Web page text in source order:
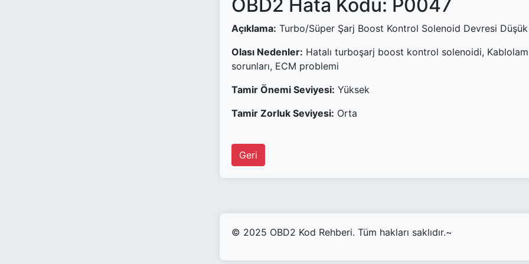
OBD2 Hata Kodu: P0047
Açıklama: Turbo/Süper Şarj Boost Kontrol Solenoid Devresi Düşük
Olası Nedenler: Hatalı turboşarj boost kontrol solenoidi,
sorunları, ECM problemi
Tamir Önemi Seviyesi: Yüksek
Tamir Zorluk Seviyesi: Orta
Geri
© 2025 OBD2 Kod Rehberi. Tüm hakları saklıdır.~